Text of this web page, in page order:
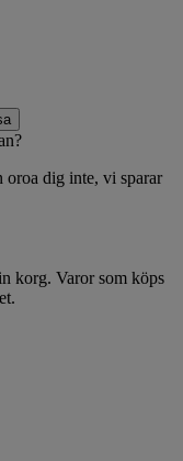
oroa dig inte, vi sparar
korg. Varor som köps